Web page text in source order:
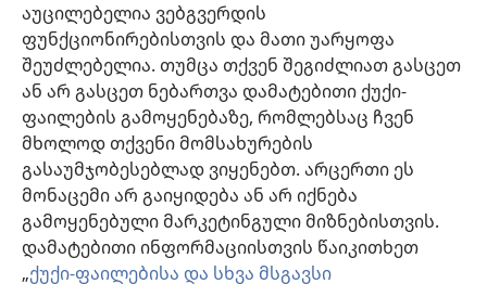
აუცილებელია ვებგვერდის
ფუნქციონირებისთვის და მათი უარყოფა
შეუძლებელია. თუმცა თქვენ შეგიძლიათ გასცეთ
ან არ გასცეთ ნებართვა დამატებითი ქუქი-
ფაილების გამოყენებაზე, რომლებსაც ჩვენ
მხოლოდ თქვენი მომსახურების
გასაუმჯობესებლად ვიყენებთ. არცერთი ეს
მონაცემი არ გაიყიდება ან არ იქნება
გამოყენებული მარკეტინგული მიზნებისთვის.
დამატებითი ინფორმაციისთვის წაიკითხეთ
„ქუქი-ფაილებისა და სხვა მსგავსი
შესაწირავები
(გაიხსნება
ახალი
ფანჯარა)საგუშაგო კოშკის ონლაინ ბიბლიოთეკა™
(გაიხსნება
ახალი
ფანჯარა)JW Hub
(გაიხსნება
ახალი
ფანჯარა)JW ბიბლიოთეკა
„საგუშაგო კოშკის ბიბლიოთეკა“